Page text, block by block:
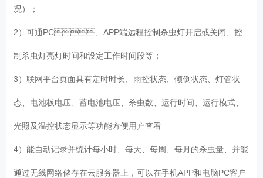
况）；
2）可通PC、APP端远程控制杀虫灯开启或关闭、控
制杀虫灯亮灯时间和设定工作时间段等；
3）联网平台页面具有定时时长、雨控状态、倾倒状态、灯管状
态、电池板电压、蓄电池电压、杀虫数、运行时间、运行模式、
光照及温控状态显示等功能方便用户查看
4）能自动记录并统计每小时、每天、每周、每月的杀虫量、并能
通过无线网络储存在云服务器上，可以在手机APP和电脑PC客户